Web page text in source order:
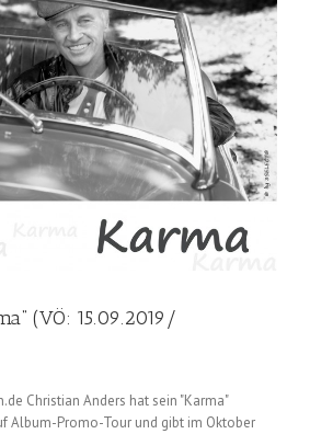
(VÖ: 15.09.2019/
Christian Anders hat sein "Karma"
Album-Promo-Tour und gibt im Oktober